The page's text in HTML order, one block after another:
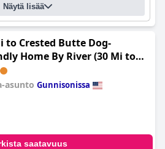
Näytä lisää
to Crested Butte Dog-
Home By River (30 Mi to
Butte: Dog-Friendly Home
asunto Gunnisonissa
saatavuus